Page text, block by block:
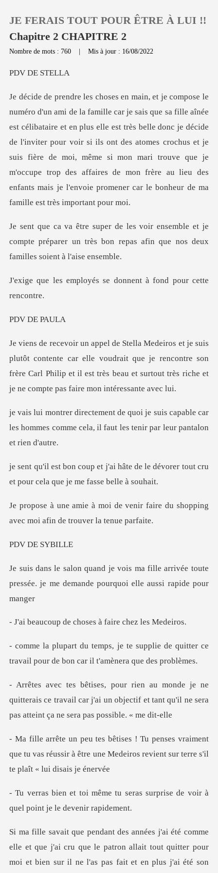
Recharger
Historique
Déconnexion
Télécharger l'appli
JE FERAIS TOUT POUR ÊTRE À LUI !!
Chapitre 2 CHAPITRE 2
Nombre de mots : 760 |Mis à jour : 16/08/2022
DE S
s elle est très belle donc je décide
de l'inviter pour voir si ils ont des atomes crochus et je
suis fière de moi, même si mon mari trouve que j
le et je
compte préparer un très bon repas afin
e donnent à fond pour cett
DE P
car elle voudrait que je rencontre son
frère Carl Philip et il est très beau
is capable car
les hommes comme cela, il faut
âte de le dévorer tout cru
et pour c
faire du shopping
avec moi afin de tr
DE S
fille arrivée toute
pressée. je me deman
e choses à faire
upplie de quitter ce
travail pour de
terais ce travail car j'ai un objectif et tant qu'il ne
aiment
que tu vas réussir à être une Medeiros revie
seras surprise de voir à
quel
oi et bien sur il ne l'as pas fait et en plus j'ai été son